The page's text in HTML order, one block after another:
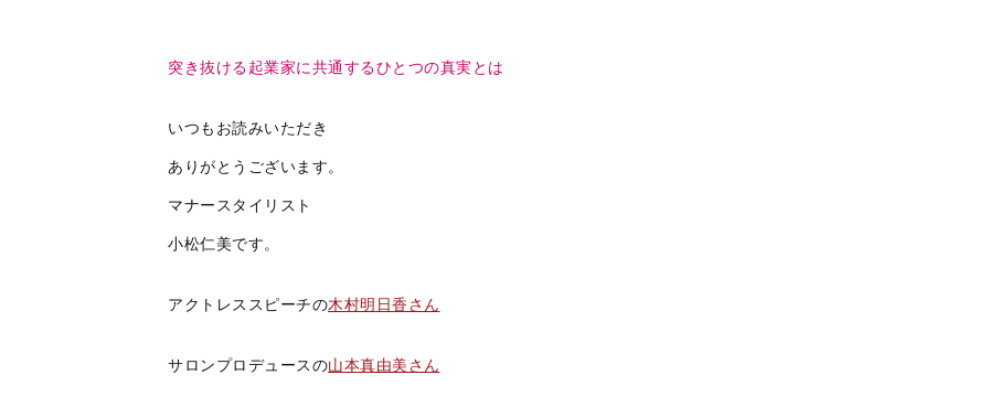
突き抜ける起業家に共通するひとつの真実とは
いつもお読みいただき
ありがとうございます。
マナースタイリスト
小松仁美です。
アクトレススピーチの木村明日香さん
サロンプロデュースの山本真由美さん